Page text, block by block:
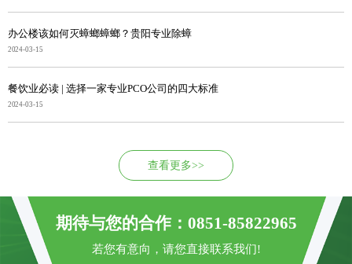
办公楼该如何灭蟑螂蟑螂？贵阳专业除蟑
2024-03-15
餐饮业必读 | 选择一家专业PCO公司的四大标准
2024-03-15
查看更多>>
期待与您的合作：0851-85822965
若您有意向，请您直接联系我们!